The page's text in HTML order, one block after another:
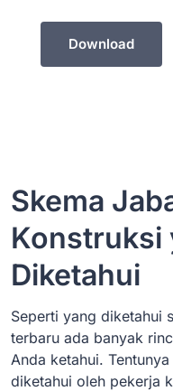
Download
Skema
Konstruksi
Diketahui
Seperti yang diketahui
terbaru ada banyak
Anda ketahui.
diketahui oleh pekerja